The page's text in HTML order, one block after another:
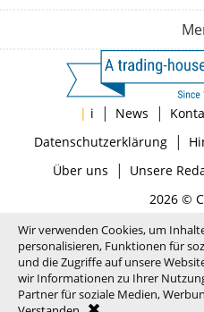
| i | News |
Datenschutzerklärung|
Über uns | Unsere
2026 ©
Wir verwenden Cookies, um
personalisieren, Funktionen für
und die Zugriffe auf unsere
wir Informationen zu Ihrer
Partner für soziale Medien,